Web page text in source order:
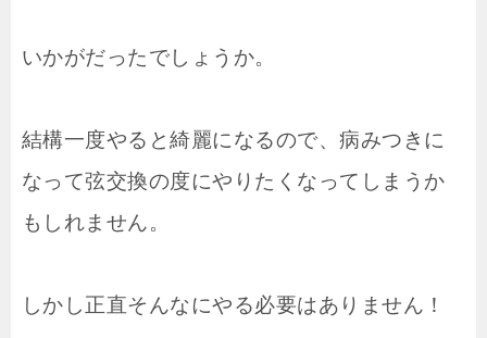
いかがだったでしょうか。
結構一度やると綺麗になるので、病みつきに
なって弦交換の度にやりたくなってしまうか
もしれません。
しかし正直そんなにやる必要はありません！